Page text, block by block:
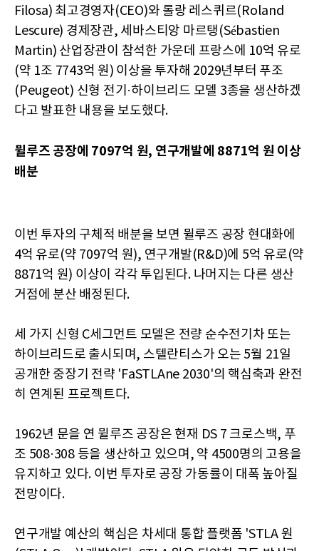
Filosa) 최고경영자(CEO)와 롤랑 레스퀴르(Roland
Lescure) 경제장관, 세바스티앙 마르탱(Sébastien
Martin) 산업장관이 참석한 가운데 프랑스에 10억 유로
(약 1조 7743억 원) 이상을 투자해 2029년부터 푸조
(Peugeot) 신형 전기·하이브리드 모델 3종을 생산하겠
다고 발표한 내용을 보도했다.
뮐루즈 공장에 7097억 원, 연구개발에 8871억 원 이상
배분
이번 투자의 구체적 배분을 보면 뮐루즈 공장 현대화에
4억 유로(약 7097억 원), 연구개발(R&D)에 5억 유로(약
8871억 원) 이상이 각각 투입된다. 나머지는 다른 생산
거점에 분산 배정된다.
세 가지 신형 C세그먼트 모델은 전량 순수전기차 또는
하이브리드로 출시되며, 스텔란티스가 오는 5월 21일
공개한 중장기 전략 'FaSTLAne 2030'의 핵심축과 완전
히 연계된 프로젝트다.
1962년 문을 연 뮐루즈 공장은 현재 DS 7 크로스백, 푸
조 508·308 등을 생산하고 있으며, 약 4500명의 고용을
유지하고 있다. 이번 투자로 공장 가동률이 대폭 높아질
전망이다.
연구개발 예산의 핵심은 차세대 통합 플랫폼 'STLA 원